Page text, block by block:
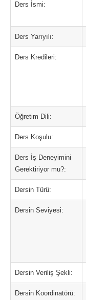
Ders İsmi:
Ders Yarıyılı:
Ders Kredileri:
Öğretim Dili:
Ders Koşulu:
Ders İş Deneyimini
Gerektiriyor mu?:
Dersin Türü:
Dersin Seviyesi:
Dersin Veriliş Şekli:
Dersin Koordinatörü: